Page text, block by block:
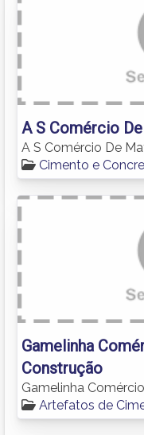
A S Comércio
A S Comércio De
Cimento e
Gamelinha
Construção
Gamelinha
Artefatos de